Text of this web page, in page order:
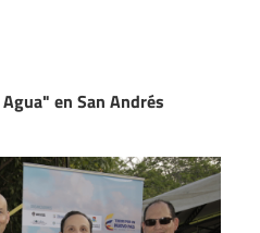
en San Andrés